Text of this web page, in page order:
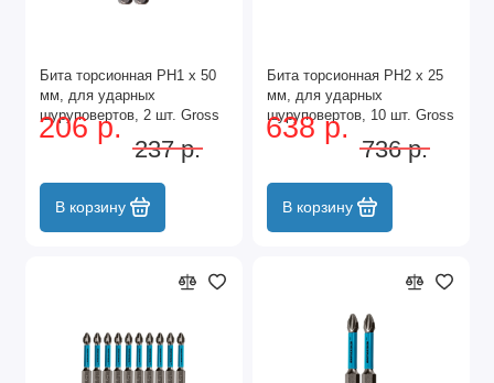
Бита торсионная PH1 x 50
мм, для ударных
шуруповертов, 2 шт. Gross
206 р.
237 р.
В корзину
Бита торсионная PH2 x 25
мм, для ударных
шуруповертов, 10 шт. Gross
638 р.
736 р.
В корзину